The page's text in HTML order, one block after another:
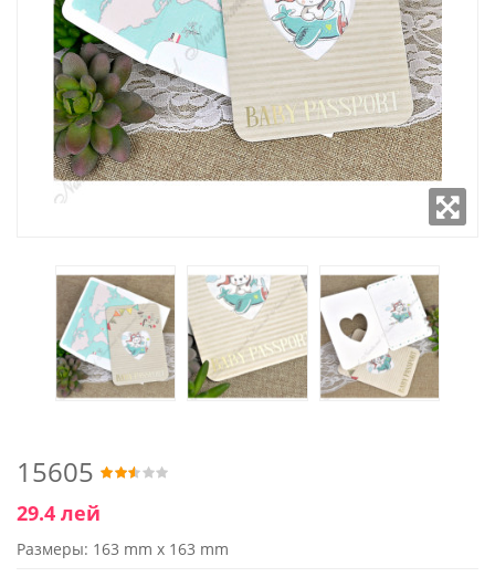
15605
29.4 лей
Размеры: 163 mm x 163 mm